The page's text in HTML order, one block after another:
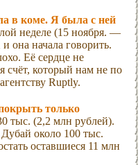
в коме. Я была с ней
неделе (15 ноября. —
она начала говорить.
Её сердце не
счёт, который нам не по
Ruptly.
только
тыс. (2,2 млн рублей).
около 100 тыс.
оставшиеся 11 млн